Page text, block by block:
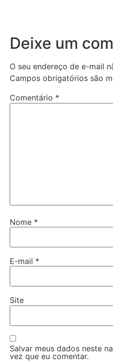
Deixe um
O seu endereço de e-mail
Campos obrigatórios são
Comentário *
Nome *
E-mail *
Site
Salvar meus dados neste
vez que eu comentar.